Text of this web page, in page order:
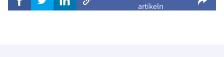
artikeln